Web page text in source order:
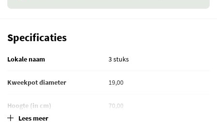
Specificaties
Lokale naam 3 stuks
Kweekpot diameter 19,00
Hoogte (in cm) 70,00
Lees meer